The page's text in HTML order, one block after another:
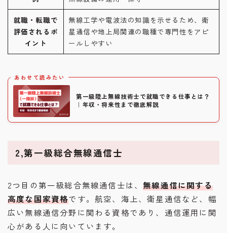
就職・転職で
評価されるポ
イント
無線工学や電波法の知識を示せるため、衛
星通信や地上局関連の職種で専門性をアピ
ールしやすい
あわせて読みたい
第一級陸上無線技術士で就職できる仕事とは？
｜年収・将来性まで徹底解説
2,第一級総合無線通信士
2つ目の第一級総合無線通信士は、無線通信に関する
高度な国家資格です。航空、海上、衛星通信など、幅
広い無線通信分野に関わる資格であり、通信運用に関
心がある人に向いています。